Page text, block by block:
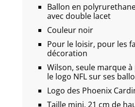
Ballon en
avec double lacet
Couleur noir
Pour le loisir, pour les
décoration
Wilson, seule marque
le logo NFL sur ses
Logo des Phoenix
Taille mini, 21 cm de